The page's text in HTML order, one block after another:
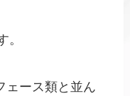
。
ェース類と並ん